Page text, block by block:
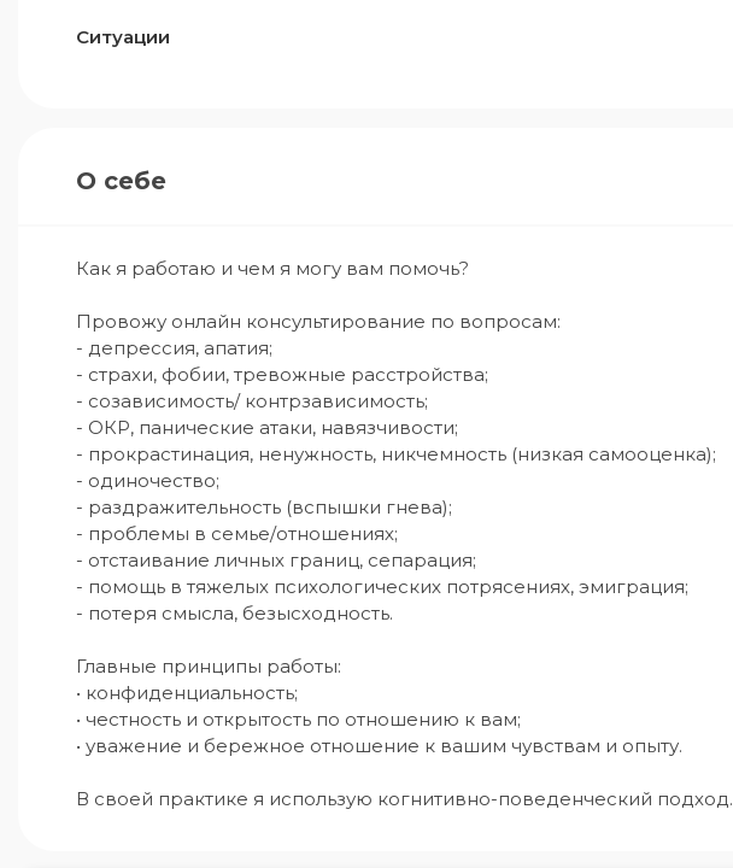
Ситуации
О себе
Как я работаю и чем я могу вам помочь?
Провожу онлайн консультирование по вопросам:
- депрессия, апатия;
- страхи, фобии, тревожные расстройства;
- созависимость/ контрзависимость;
- ОКР, панические атаки, навязчивости;
- прокрастинация, ненужность, никчемность (низкая самооценка);
- одиночество;
- раздражительность (вспышки гнева);
- проблемы в семье/отношениях;
- отстаивание личных границ, сепарация;
- помощь в тяжелых психологических потрясениях, эмиграция;
- потеря смысла, безысходность.
Главные принципы работы:
• конфиденциальность;
• честность и открытость по отношению к вам;
• уважение и бережное отношение к вашим чувствам и опыту.
В своей практике я использую когнитивно-поведенческий подход.